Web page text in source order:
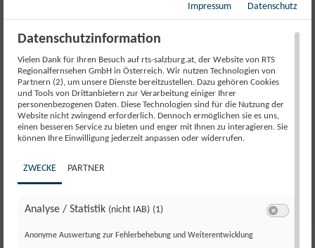
GUT AIDERBICHL: LIEBLINGSTIER
Fr., 31. Juli. 2026
Impressum Datenschutz
Datenschutzinformation
Vielen Dank für Ihren Besuch auf rts-salzburg.at, der Website von RTS
Regionalfernsehen GmbH in Österreich. Wir nutzen Technologien von
Partnern (2), um unsere Dienste bereitzustellen. Dazu gehören Cookies
und Tools von Drittanbietern zur Verarbeitung einiger Ihrer
personenbezogenen Daten. Diese Technologien sind für die Nutzung der
Website nicht zwingend erforderlich. Dennoch ermöglichen sie es uns,
einen besseren Service zu bieten und enger mit Ihnen zu interagieren. Sie
können Ihre Einwilligung jederzeit anpassen oder widerrufen.
ZWECKE PARTNER
Analyse / Statistik (nicht IAB) (1)
Anonyme Auswertung zur Fehlerbehebung und Weiterentwicklung